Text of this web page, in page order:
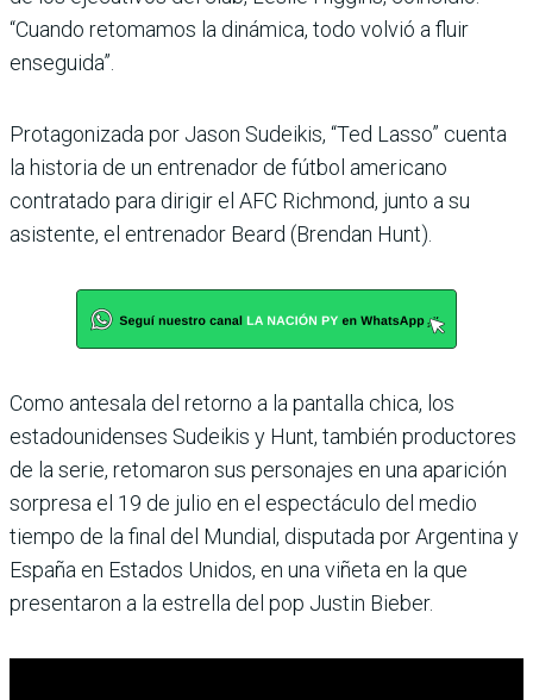
“Cuando retomamos la dinámica, todo volvió a fluir
enseguida”.
Protagonizada por Jason Sudeikis, “Ted Lasso” cuenta
la historia de un entrenador de fútbol americano
contratado para dirigir el AFC Richmond, junto a su
asistente, el entrenador Beard (Brendan Hunt).
Como antesala del retorno a la pantalla chica, los
estadounidenses Sudeikis y Hunt, también productores
de la serie, retomaron sus personajes en una aparición
sorpresa el 19 de julio en el espectáculo del medio
tiempo de la final del Mundial, disputada por Argentina y
España en Estados Unidos, en una viñeta en la que
presentaron a la estrella del pop Justin Bieber.